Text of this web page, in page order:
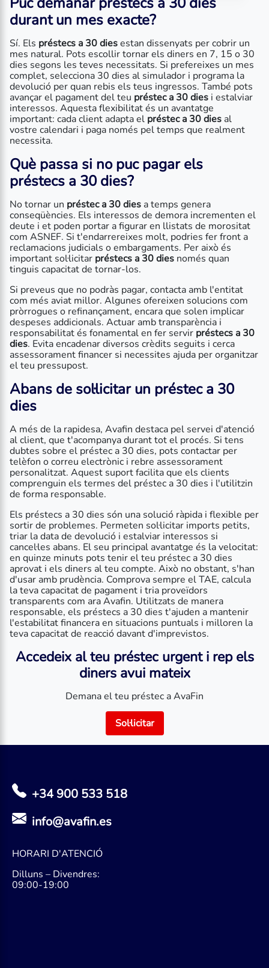
durant un mes exacte?
Sí. Els préstecs a 30 diesestan dissenyats per cobrir un
mes natural. Pots escollir tornar els diners en 7, 15 o 30
dies segons les teves necessitats. Si prefereixes un mes
complet, selecciona 30 dies al simulador i programa la
devolució per quan rebis els teus ingressos. També pots
avançar el pagament del teu préstec a 30 dies i estalviar
interessos. Aquesta flexibilitat és un avantatge
important: cada client adapta el préstec a 30 dies al
vostre calendari i paga només pel temps que realment
necessita.
Què passa si no puc pagar els
préstecs a 30 dies?
No tornar un préstec a 30 dies a temps genera
conseqüències. Els interessos de demora incrementen el
deute i et poden portar a figurar en llistats de morositat
com ASNEF. Si t'endarrereixes molt, podries fer front a
reclamacions judicials o embargaments. Per això és
important sol·licitar préstecs a 30 dies només quan
tinguis capacitat de tornar-los.
Si preveus que no podràs pagar, contacta amb l'entitat
com més aviat millor. Algunes ofereixen solucions com
pròrrogues o refinançament, encara que solen implicar
despeses addicionals. Actuar amb transparència i
responsabilitat és fonamental en fer servir préstecs a 30
dies. Evita encadenar diversos crèdits seguits i cerca
assessorament financer si necessites ajuda per organitzar
el teu pressupost.
Abans de sol·licitar un préstec a 30
dies
A més de la rapidesa, Avafin destaca pel servei d'atenció
al client, que t'acompanya durant tot el procés. Si tens
dubtes sobre el préstec a 30 dies, pots contactar per
telèfon o correu electrònic i rebre assessorament
personalitzat. Aquest suport facilita que els clients
comprenguin els termes del préstec a 30 dies i l'utilitzin
de forma responsable.
Els préstecs a 30 dies són una solució ràpida i flexible per
sortir de problemes. Permeten sol·licitar imports petits,
triar la data de devolució i estalviar interessos si
cancel·les abans. El seu principal avantatge és la velocitat:
en quinze minuts pots tenir el teu préstec a 30 dies
aprovat i els diners al teu compte. Això no obstant, s'han
d'usar amb prudència. Comprova sempre el TAE, calcula
la teva capacitat de pagament i tria proveïdors
transparents com ara Avafin. Utilitzats de manera
responsable, els préstecs a 30 dies t'ajuden a mantenir
l'estabilitat financera en situacions puntuals i milloren la
teva capacitat de reacció davant d'imprevistos.
Accedeix al teu préstec urgent i rep els
diners avui mateix
Demana el teu préstec a AvaFin
Sol·licitar
+34 900 533 518
info@avafin.es
HORARI D'ATENCIÓ
Dilluns – Divendres:
09:00-19:00